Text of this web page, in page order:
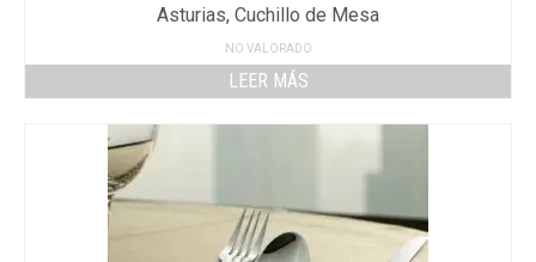
Asturias, Cuchillo de Mesa
NO VALORADO
LEER MÁS